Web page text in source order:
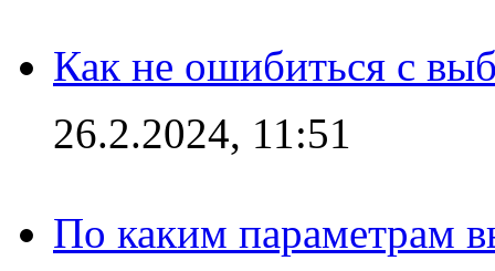
Как не ошибиться с
26.2.2024, 11:51
По каким параметрам